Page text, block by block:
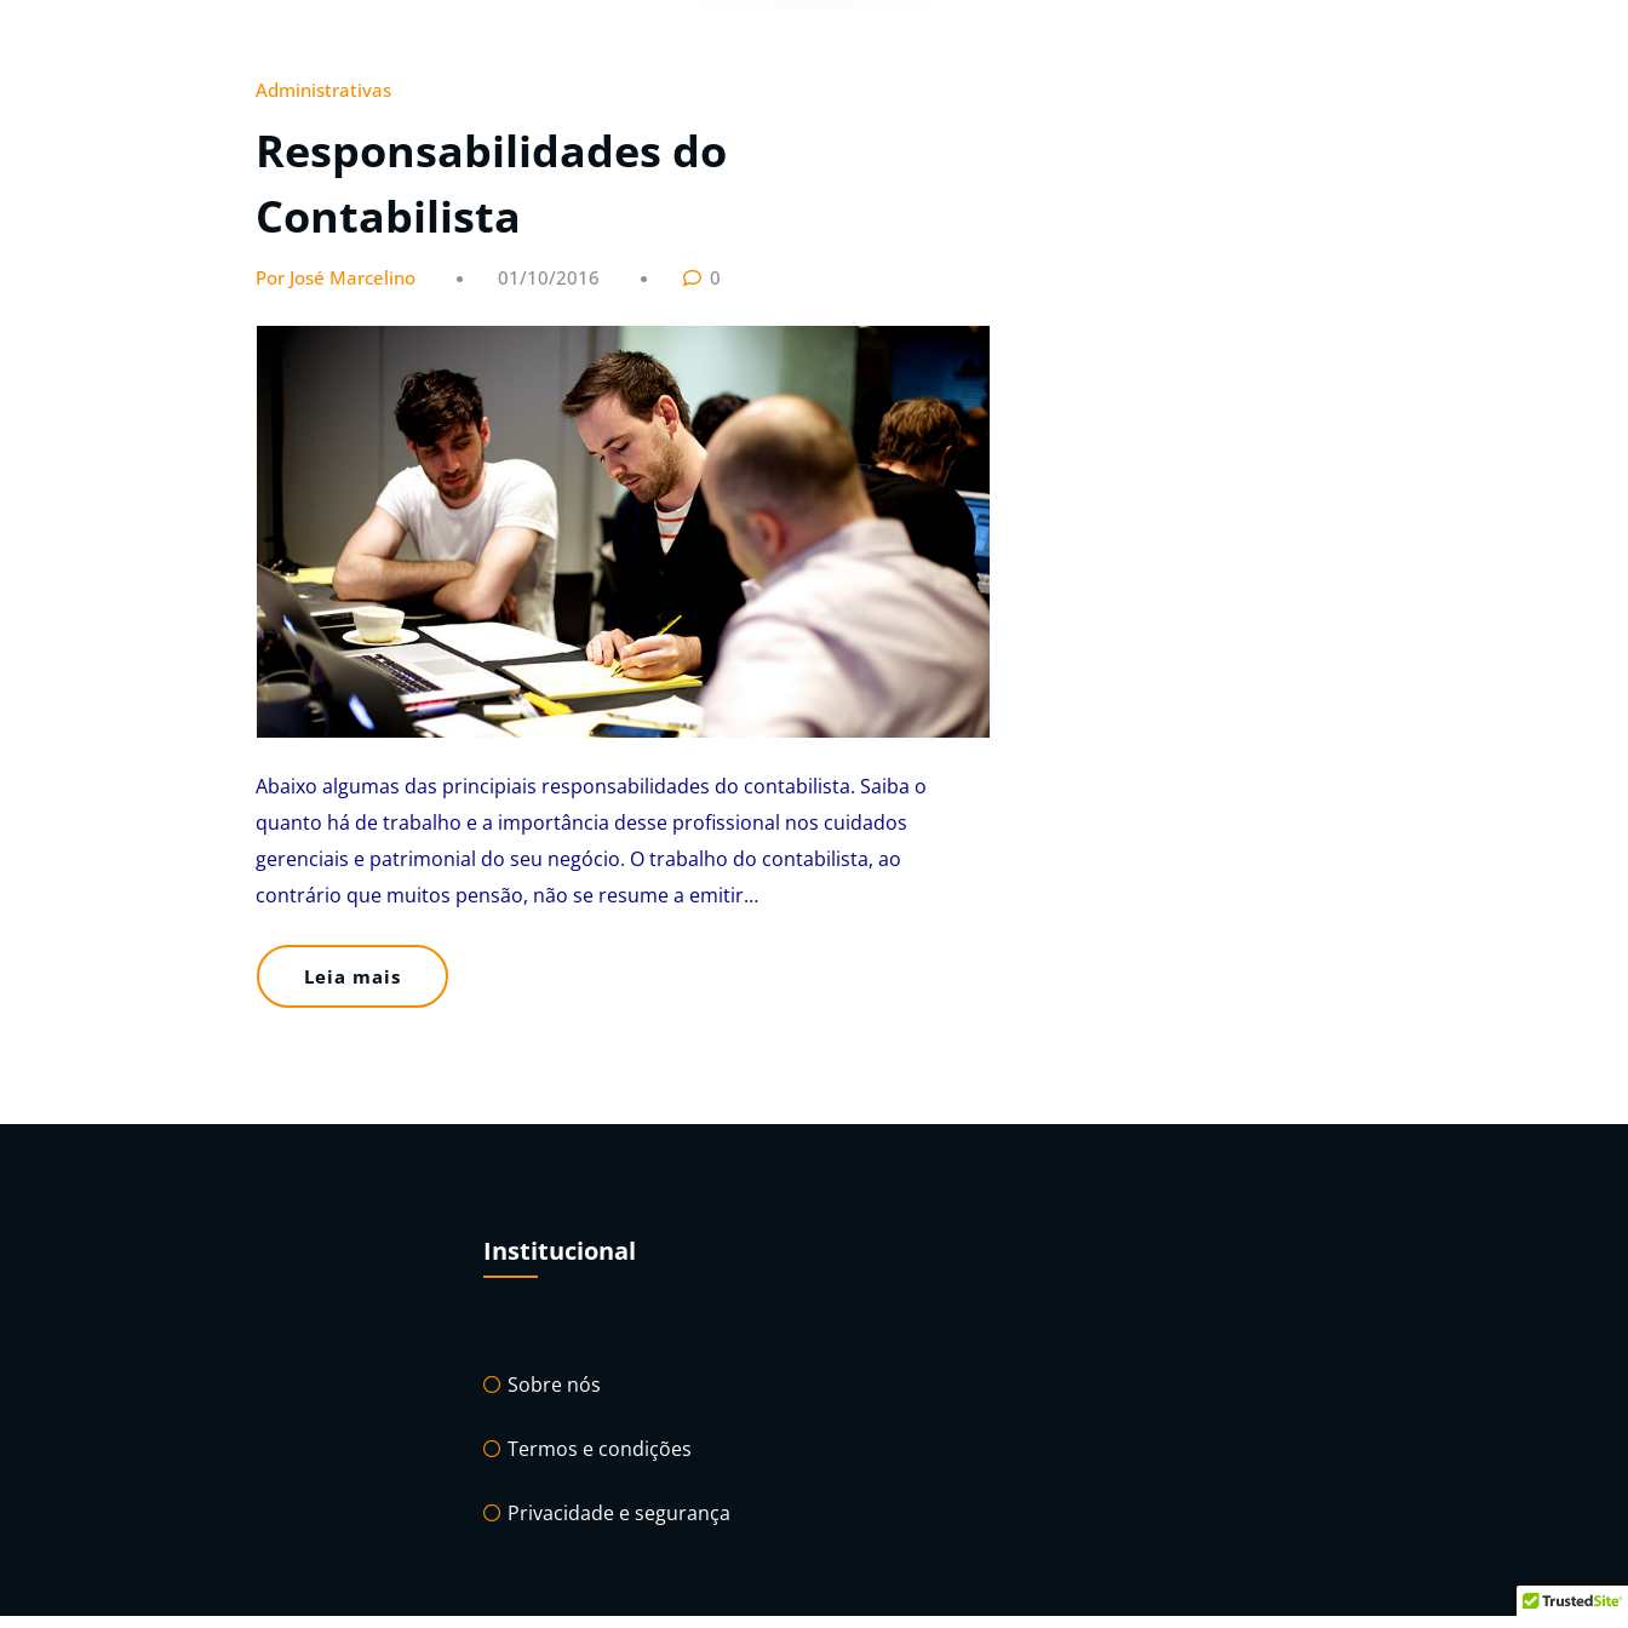
Administrativas
Responsabilidades do
Contabilista
Por José Marcelino 01/10/2016 0
Abaixo algumas das principiais responsabilidades do contabilista. Saiba o
quanto há de trabalho e a importância desse profissional nos cuidados
gerenciais e patrimonial do seu negócio. O trabalho do contabilista, ao
contrário que muitos pensão, não se resume a emitir…
Leia mais
Institucional
Sobre nós
Termos e condições
Privacidade e segurança